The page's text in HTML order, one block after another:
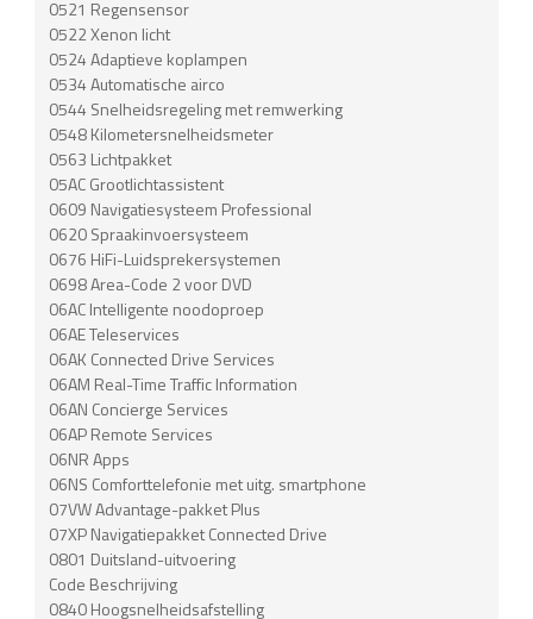
0521 Regensensor
0522 Xenon licht
0524 Adaptieve koplampen
0534 Automatische airco
0544 Snelheidsregeling met remwerking
0548 Kilometersnelheidsmeter
0563 Lichtpakket
05AC Grootlichtassistent
0609 Navigatiesysteem Professional
0620 Spraakinvoersysteem
0676 HiFi-Luidsprekersystemen
0698 Area-Code 2 voor DVD
06AC Intelligente noodoproep
06AE Teleservices
06AK Connected Drive Services
06AM Real-Time Traffic Information
06AN Concierge Services
06AP Remote Services
06NR Apps
06NS Comforttelefonie met uitg. smartphone
07VW Advantage-pakket Plus
07XP Navigatiepakket Connected Drive
0801 Duitsland-uitvoering
Code Beschrijving
0840 Hoogsnelheidsafstelling